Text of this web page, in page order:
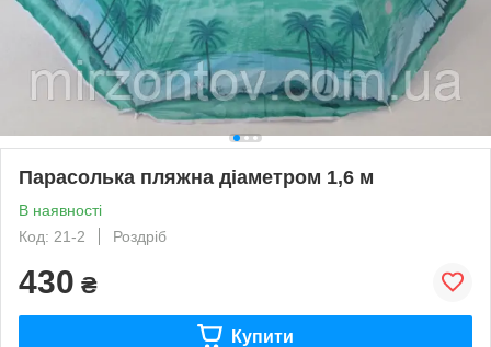
Парасолька пляжна діаметром 1,6 м
В наявності
Код: 21-2
Роздріб
430 ₴
Купити